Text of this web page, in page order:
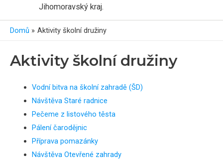
Jihomoravský kraj.
Domů Aktivity školní družiny
Aktivity školní družiny
Vodní bitva na školní zahradě (ŠD)
Návštěva Staré radnice
Pečeme z listového těsta
Pálení čarodějnic
Příprava pomazánky
Návštěva Otevřené zahrady